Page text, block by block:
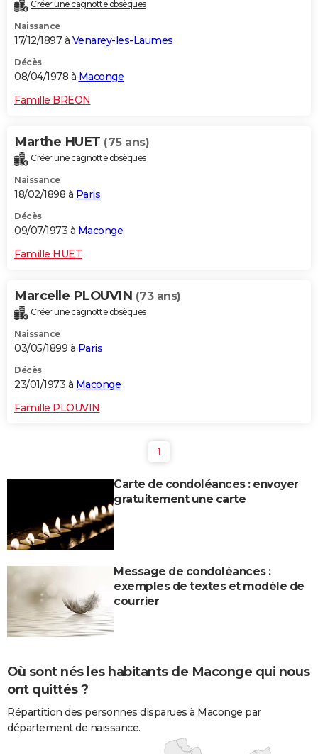
Créer une cagnotte obsèques
Naissance
17/12/1897 à Venarey-les-Laumes
Décès
08/04/1978 à Maconge
Famille BREON
Marthe HUET (75 ans)
Créer une cagnotte obsèques
Naissance
18/02/1898 à Paris
Décès
09/07/1973 à Maconge
Famille HUET
Marcelle PLOUVIN (73 ans)
Créer une cagnotte obsèques
Naissance
03/05/1899 à Paris
Décès
23/01/1973 à Maconge
Famille PLOUVIN
1
Carte de condoléances : envoyer
gratuitement une carte
Message de condoléances :
exemples de textes et modèle de
courrier
Où sont nés les habitants de Maconge qui nous
ont quittés ?
Répartition des personnes disparues à Maconge par
département de naissance.